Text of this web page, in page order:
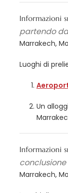
Informazioni
partendo
Marrakech,
Luoghi di
Un
Informazioni
Marrakech,